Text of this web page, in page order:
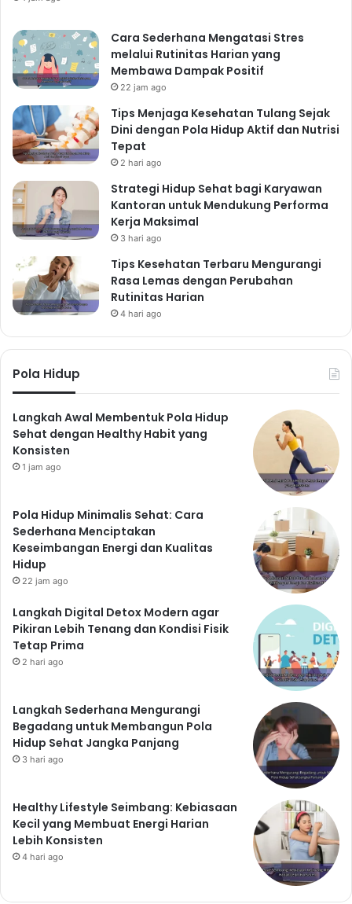
Cara Sederhana Mengatasi Stres
melalui Rutinitas Harian yang
Membawa Dampak Positif
22 jam ago
Tips Menjaga Kesehatan Tulang Sejak
Dini dengan Pola Hidup Aktif dan Nutrisi
Tepat
2 hari ago
Strategi Hidup Sehat bagi Karyawan
Kantoran untuk Mendukung Performa
Kerja Maksimal
3 hari ago
Tips Kesehatan Terbaru Mengurangi
Rasa Lemas dengan Perubahan
Rutinitas Harian
4 hari ago
Pola Hidup
Langkah Awal Membentuk Pola Hidup
Sehat dengan Healthy Habit yang
Konsisten
1 jam ago
Pola Hidup Minimalis Sehat: Cara
Sederhana Menciptakan
Keseimbangan Energi dan Kualitas
Hidup
22 jam ago
Langkah Digital Detox Modern agar
Pikiran Lebih Tenang dan Kondisi Fisik
Tetap Prima
2 hari ago
Langkah Sederhana Mengurangi
Begadang untuk Membangun Pola
Hidup Sehat Jangka Panjang
3 hari ago
Healthy Lifestyle Seimbang: Kebiasaan
Kecil yang Membuat Energi Harian
Lebih Konsisten
4 hari ago